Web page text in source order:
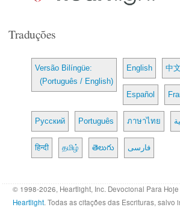
Traduções
Versão Bilíngüe:
(Português / English)
English 中文
Español
Русский Português ภาษาไทย
हिन्दी தமிழ் తెలుగు فارسی
© 1998-2026, Heartlight, Inc. Devocional Para
Heartlight. Todas as citações das Escrituras, salvo